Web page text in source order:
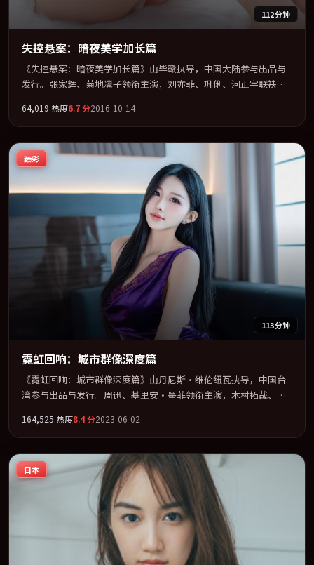
112分钟
失控悬案：暗夜美学加长篇
《失控悬案：暗夜美学加长篇》由毕赣执导，中国大陆参与出品与
发行。张家辉、菊地凛子领衔主演，刘亦菲、巩俐、河正宇联袂出
情」类型为骨架，在叙事、表演与视听上力求统一。定于 2016-07-
04 在内地院线及主流平台同步亮相，2016 年度话题片中口碑稳健，
适合喜欢强情节与人物弧光的观众完整观看。
64,019 热度6.7分2016-10-14
臻彩
113分钟
霓虹回响：城市群像深度篇
《霓虹回响：城市群像深度篇》由丹尼斯·维伦纽瓦执导，中国台
湾参与出品与发行。周迅、基里安·墨菲领衔主演，木村拓哉、郭
「战争」类型为骨架，在叙事、表演与视听上力求统一。定于
2023-02-08 在内地院线及主流平台同步亮相，2023 年度话题片中口
碑稳健，适合喜欢强情节与人物弧光的观众完整观看。
164,525 热度8.4分2023-06-02
日本